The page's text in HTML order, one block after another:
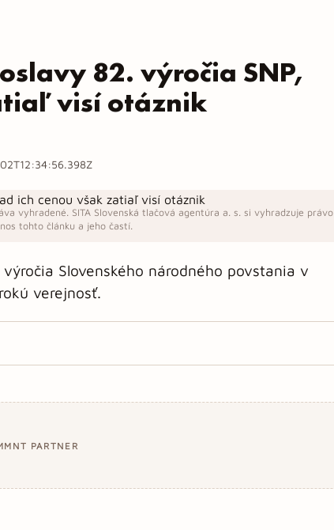
82. výročia SNP,
visí otáznik
vyhradené. SITA Slovenská tlačová agentúra a. s. si vyhradzuje právo
tohto článku a jeho častí.
Slovenského národného povstania v
verejnosť.
PARTNER